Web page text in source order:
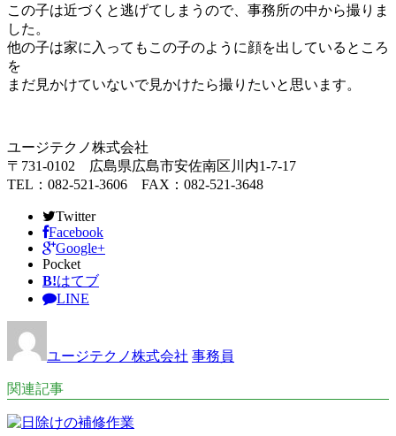
この子は近づくと逃げてしまうので、事務所の中から撮りま
した。
他の子は家に入ってもこの子のように顔を出しているところ
を
まだ見かけていないで見かけたら撮りたいと思います。
ユージテクノ株式会社
〒731-0102 広島県広島市安佐南区川内1-7-17
TEL：082-521-3606 FAX：082-521-3648
Twitter
Facebook
Google+
Pocket
B!はてブ
LINE
ユージテクノ株式会社 事務員
関連記事